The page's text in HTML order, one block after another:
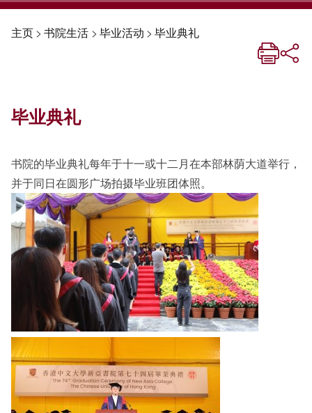
主页> 书院生活 > 毕业活动 > 毕业典礼
毕业典礼
书院的毕业典礼每年于十一或十二月在本部林荫大道举行，
并于同日在圆形广场拍摄毕业班团体照。